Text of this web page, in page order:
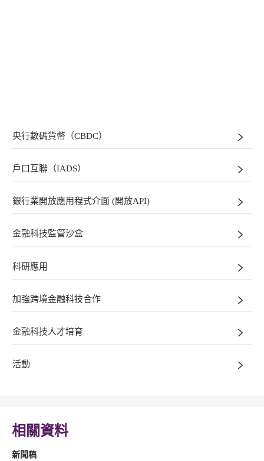
央行數碼貨幣（CBDC）
戶口互聯（IADS）
銀行業開放應用程式介面 (開放API)
金融科技監管沙盒
科研應用
加強跨境金融科技合作
金融科技人才培育
活動
相關資料
新聞稿